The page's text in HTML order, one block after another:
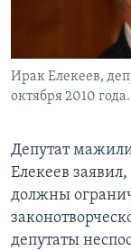
Ирак Елекеев,
октября 2010 года.
Депутат
Елекеев
должны
депутаты